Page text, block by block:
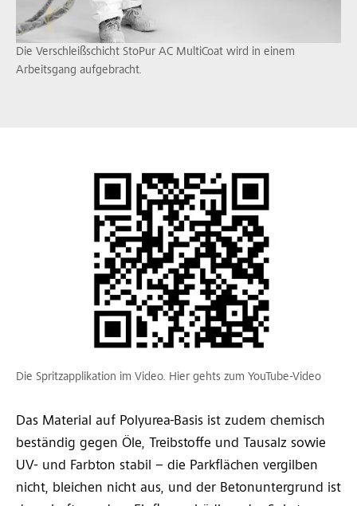
Die Verschleißschicht StoPur AC MultiCoat wird in einem
Arbeitsgang aufgebracht.
Das Material auf Polyurea-Basis ist zudem chemisch
beständig gegen Öle, Treibstoffe und Tausalz sowie
UV- und Farbton stabil – die Parkflächen vergilben
nicht, bleichen nicht aus, und der Betonuntergrund ist
Die Spritzapplikation im Video. Hier gehts zum YouTube-Video